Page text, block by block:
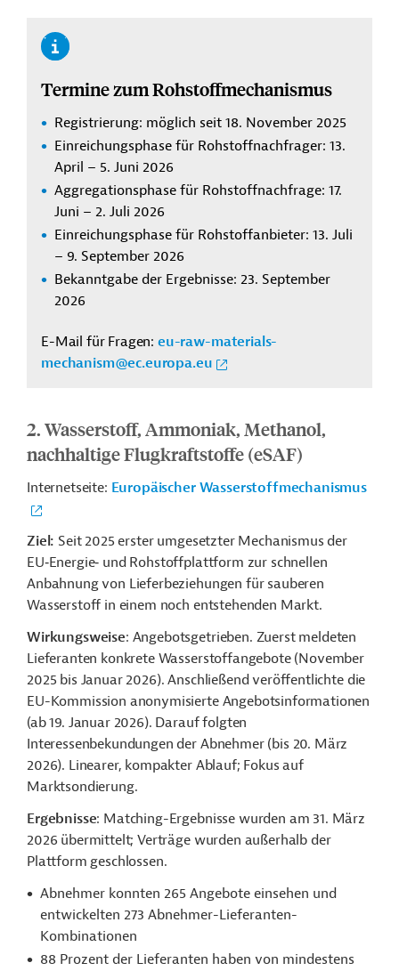
Termine zum Rohstoffmechanismus
Registrierung: möglich seit 18. November 2025
Einreichungsphase für Rohstoffnachfrager: 13.
April – 5. Juni 2026
Aggregationsphase für Rohstoffnachfrage: 17.
Juni – 2. Juli 2026
Einreichungsphase für Rohstoffanbieter: 13. Juli
– 9. September 2026
Bekanntgabe der Ergebnisse: 23. September
2026
E-Mail für Fragen: eu-raw-materials-
mechanism@ec.europa.eu
2. Wasserstoff, Ammoniak, Methanol,
nachhaltige Flugkraftstoffe (eSAF)
Internetseite: Europäischer Wasserstoffmechanismus
Ziel: Seit 2025 erster umgesetzter Mechanismus der
EU‑Energie‑ und Rohstoffplattform zur schnellen
Anbahnung von Lieferbeziehungen für sauberen
Wasserstoff in einem noch entstehenden Markt.
Wirkungsweise: Angebotsgetrieben. Zuerst meldeten
Lieferanten konkrete Wasserstoffangebote (November
2025 bis Januar 2026). Anschließend veröffentlichte die
EU-Kommission anonymisierte Angebotsinformationen
(ab 19. Januar 2026). Darauf folgten
Interessenbekundungen der Abnehmer (bis 20. März
2026). Linearer, kompakter Ablauf; Fokus auf
Marktsondierung.
Ergebnisse: Matching-Ergebnisse wurden am 31. März
2026 übermittelt; Verträge wurden außerhalb der
Plattform geschlossen.
Abnehmer konnten 265 Angebote einsehen und
entwickelten 273 Abnehmer-Lieferanten-
Kombinationen
88 Prozent der Lieferanten haben von mindestens